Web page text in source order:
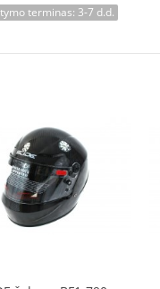
terminas: 3-7 d.d.